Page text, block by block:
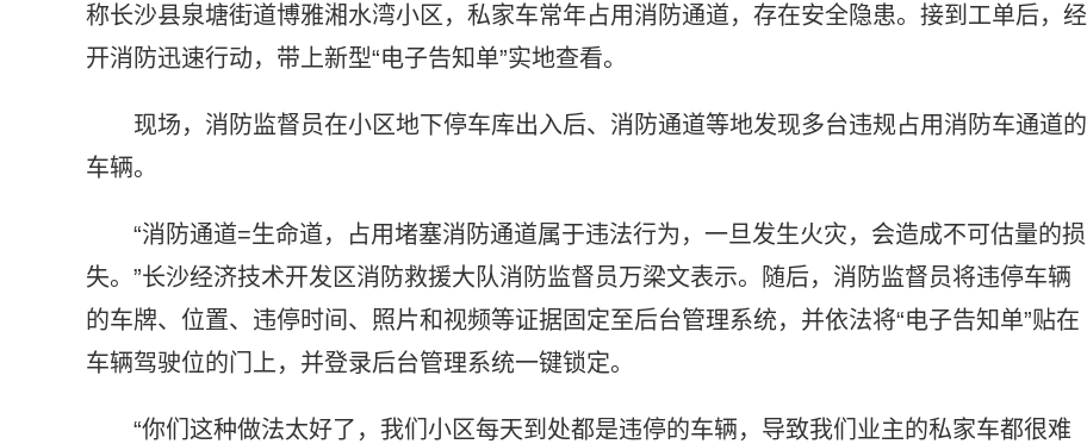
称长沙县泉塘街道博雅湘水湾小区，私家车常年占用消防通道，存在安全隐患。接到工单后，经
开消防迅速行动，带上新型“电子告知单”实地查看。
现场，消防监督员在小区地下停车库出入后、消防通道等地发现多台违规占用消防车通道的
车辆。
“消防通道=生命道，占用堵塞消防通道属于违法行为，一旦发生火灾，会造成不可估量的损
失。”长沙经济技术开发区消防救援大队消防监督员万梁文表示。随后，消防监督员将违停车辆
的车牌、位置、违停时间、照片和视频等证据固定至后台管理系统，并依法将“电子告知单”贴在
车辆驾驶位的门上，并登录后台管理系统一键锁定。
“你们这种做法太好了，我们小区每天到处都是违停的车辆，导致我们业主的私家车都很难